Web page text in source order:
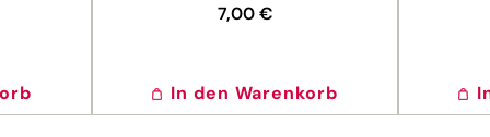
Normaler
7,00 €
In den Warenkorb